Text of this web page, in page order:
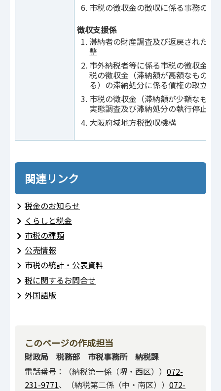
市税の徴収金の徴収に係る事務の電
徴収支援係
滞納者の財産調査及び返戻された督
整
市外納税者等に係る市税の徴収金及
税の徴収金（滞納額が高額なもの及
る）の滞納処分に係る債権の取立て
市税の徴収金（滞納額が少額なもの
実態調査及び滞納処分の執行停止
大阪府域地方税徴収機構
関連リンク
税金のお知らせ
くらしと税金
市税の種類
公売情報
市税の統計・公表資料
税に関するお問合せ
外国語版
このページの作成担当
財政局 税務部 市税事務所 納税課
電話番号：（納税第一係（堺・西区）） 072-
231-9771、（納税第二係（中・南区）） 072-